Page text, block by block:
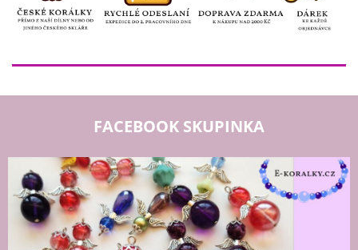
FACEBOOK SKUPINKA